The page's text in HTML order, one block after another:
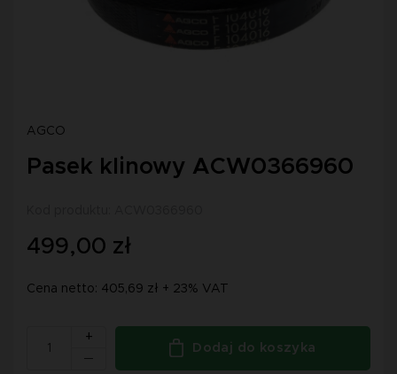
AGCO
Pasek klinowy ACW0366960
499,00 zł
Cena netto: 405,69 zł + 23% VAT
+
Dodaj do koszyka